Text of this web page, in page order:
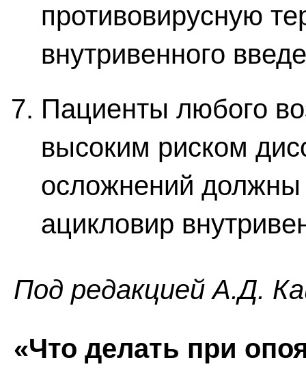
противовирусную
внутривенного
Пациенты любого
высоким риском
осложнений должны
ацикловир
Под редакцией А.Д.
«Что делать при